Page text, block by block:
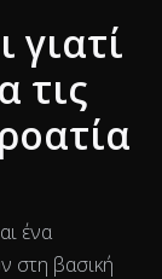
γιατί
τις
ένα
στη βασική